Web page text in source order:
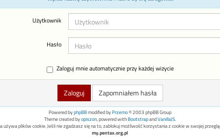
Użytkownik
Hasło
Zaloguj mnie automatycznie przy każdej wizycie
Zapomniałem hasła
Powered byphpBBmodified byPrzemo© 2003 phpBB Group
Theme created byopiszon, powered withBootstrapandVanillaJS.
używa plików cookie. Jeśli nie zgadzasz się na to, zablokuj możliwość korzystania z cookie w swojej
my.pentax.org.pl